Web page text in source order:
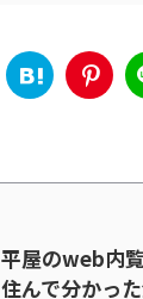
平屋のweb内
住んで分かっ